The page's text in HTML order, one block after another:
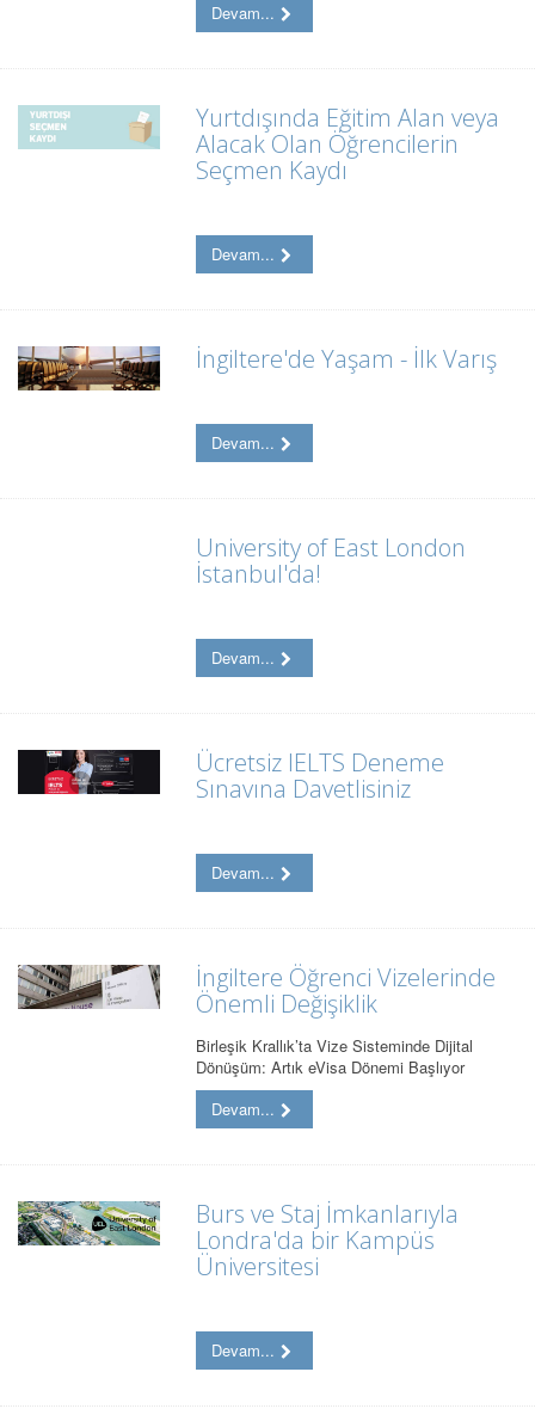
Devam...
Yurtdışında Eğitim Alan veya
Alacak Olan Öğrencilerin
Seçmen Kaydı
Devam...
İngiltere'de Yaşam - İlk Varış
Devam...
University of East London
İstanbul'da!
Devam...
Ücretsiz IELTS Deneme
Sınavına Davetlisiniz
Devam...
İngiltere Öğrenci Vizelerinde
Önemli Değişiklik
Birleşik Krallık’ta Vize Sisteminde Dijital
Dönüşüm: Artık eVisa Dönemi Başlıyor
Devam...
Burs ve Staj İmkanlarıyla
Londra'da bir Kampüs
Üniversitesi
Devam...